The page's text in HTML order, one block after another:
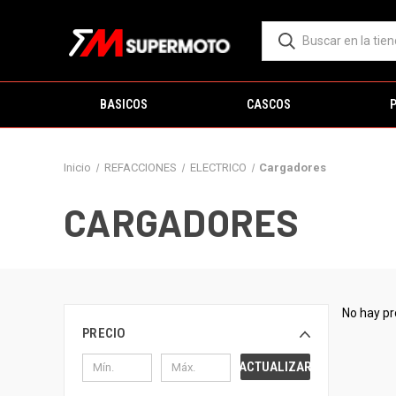
BASICOS CASCOS
Inicio REFACCIONES ELECTRICO Cargadores
CARGADORES
PRECIO
ACTUALIZAR
No hay